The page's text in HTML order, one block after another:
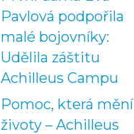
Pavlová podpořila
malé bojovníky:
Udělila záštitu
Achilleus Campu
Pomoc, která mění
životy – Achilleus